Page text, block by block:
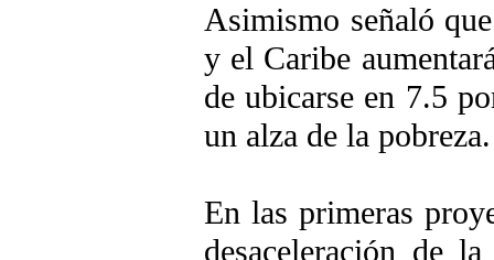
Asimismo señaló
y el Caribe
de ubicarse en 7.5
un alza de la pobreza.
En las primeras
desaceleración de